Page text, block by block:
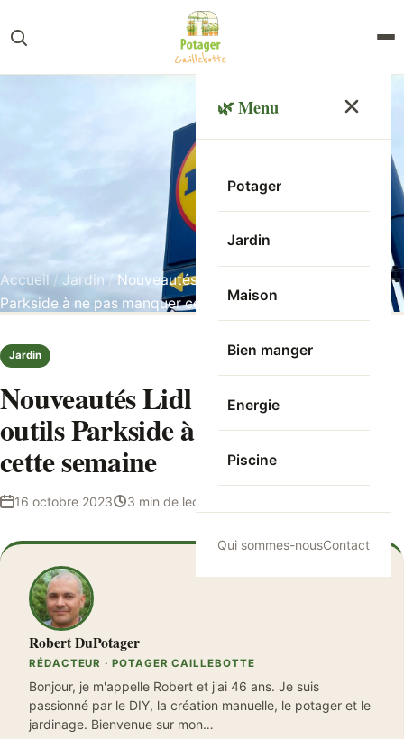
🌿 Menu
Potager
Jardin
Maison
Bien manger
Energie
Piscine
Qui sommes-nousContact
Accueil / Jardin / Nouveautés Lidl : les fleurs et outils
Parkside à ne pas manquer cette semaine
Jardin
Nouveautés Lidl : les fleurs et
outils Parkside à ne pas manquer
cette semaine
16 octobre 2023 3 min de lecture
Robert DuPotager
RÉDACTEUR · POTAGER CAILLEBOTTE
Bonjour, je m'appelle Robert et j'ai 46 ans. Je suis
passionné par le DIY, la création manuelle, le potager et le
jardinage. Bienvenue sur mon…